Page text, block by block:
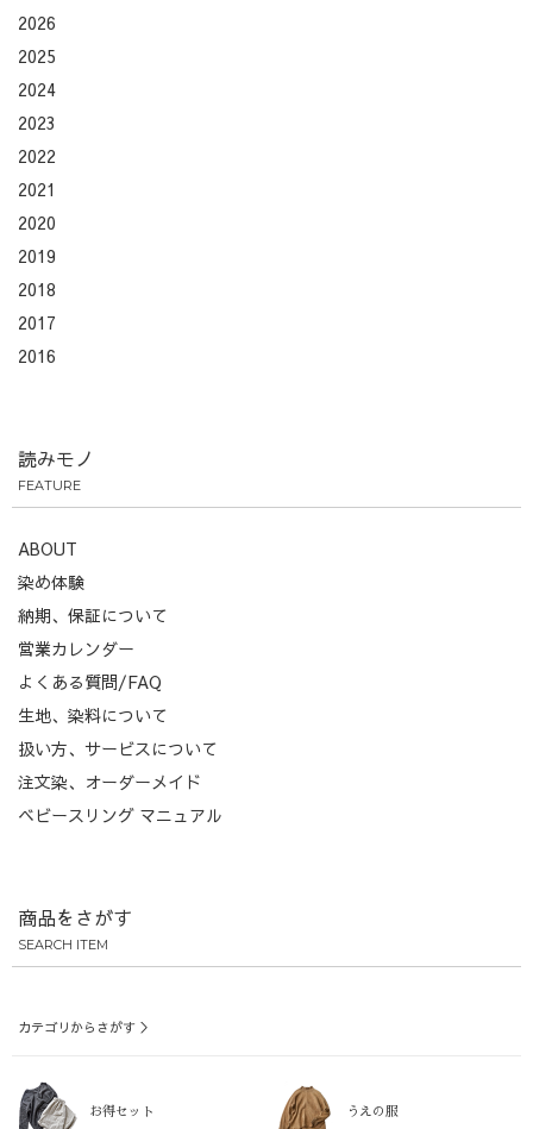
2026
2025
2024
2023
2022
2021
2020
2019
2018
2017
2016
読みモノ
FEATURE
ABOUT
染め体験
納期、保証について
営業カレンダー
よくある質問/FAQ
生地、染料について
扱い方、サービスについて
注文染、オーダーメイド
ベビースリング マニュアル
商品をさがす
SEARCH ITEM
カテゴリからさがす ＞
お得セット うえの服